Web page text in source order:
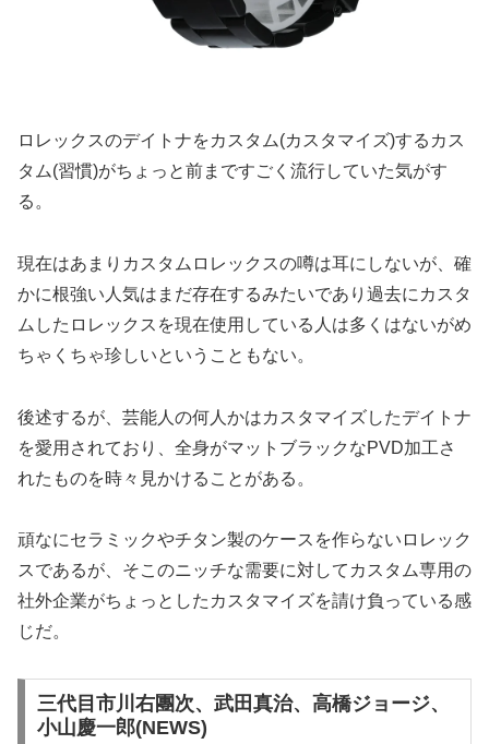
ロレックスのデイトナをカスタム(カスタマイズ)するカス
タム(習慣)がちょっと前まですごく流行していた気がす
る。
現在はあまりカスタムロレックスの噂は耳にしないが、確
かに根強い人気はまだ存在するみたいであり過去にカスタ
ムしたロレックスを現在使用している人は多くはないがめ
ちゃくちゃ珍しいということもない。
後述するが、芸能人の何人かはカスタマイズしたデイトナ
を愛用されており、全身がマットブラックなPVD加工さ
れたものを時々見かけることがある。
頑なにセラミックやチタン製のケースを作らないロレック
スであるが、そこのニッチな需要に対してカスタム専用の
社外企業がちょっとしたカスタマイズを請け負っている感
じだ。
三代目市川右團次、武田真治、高橋ジョージ、
小山慶一郎(NEWS)